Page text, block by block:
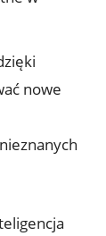
nowe